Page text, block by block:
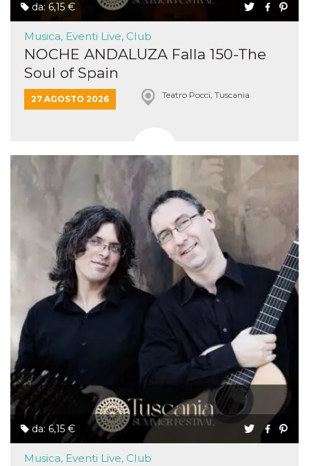
da: 6,15 €
Musica, Eventi Live, Club
NOCHE ANDALUZA Falla 150-The
Soul of Spain
27 AGOSTO 2026 Teatro Pocci, Tuscania
da: 6,15 €
Musica, Eventi Live, Club